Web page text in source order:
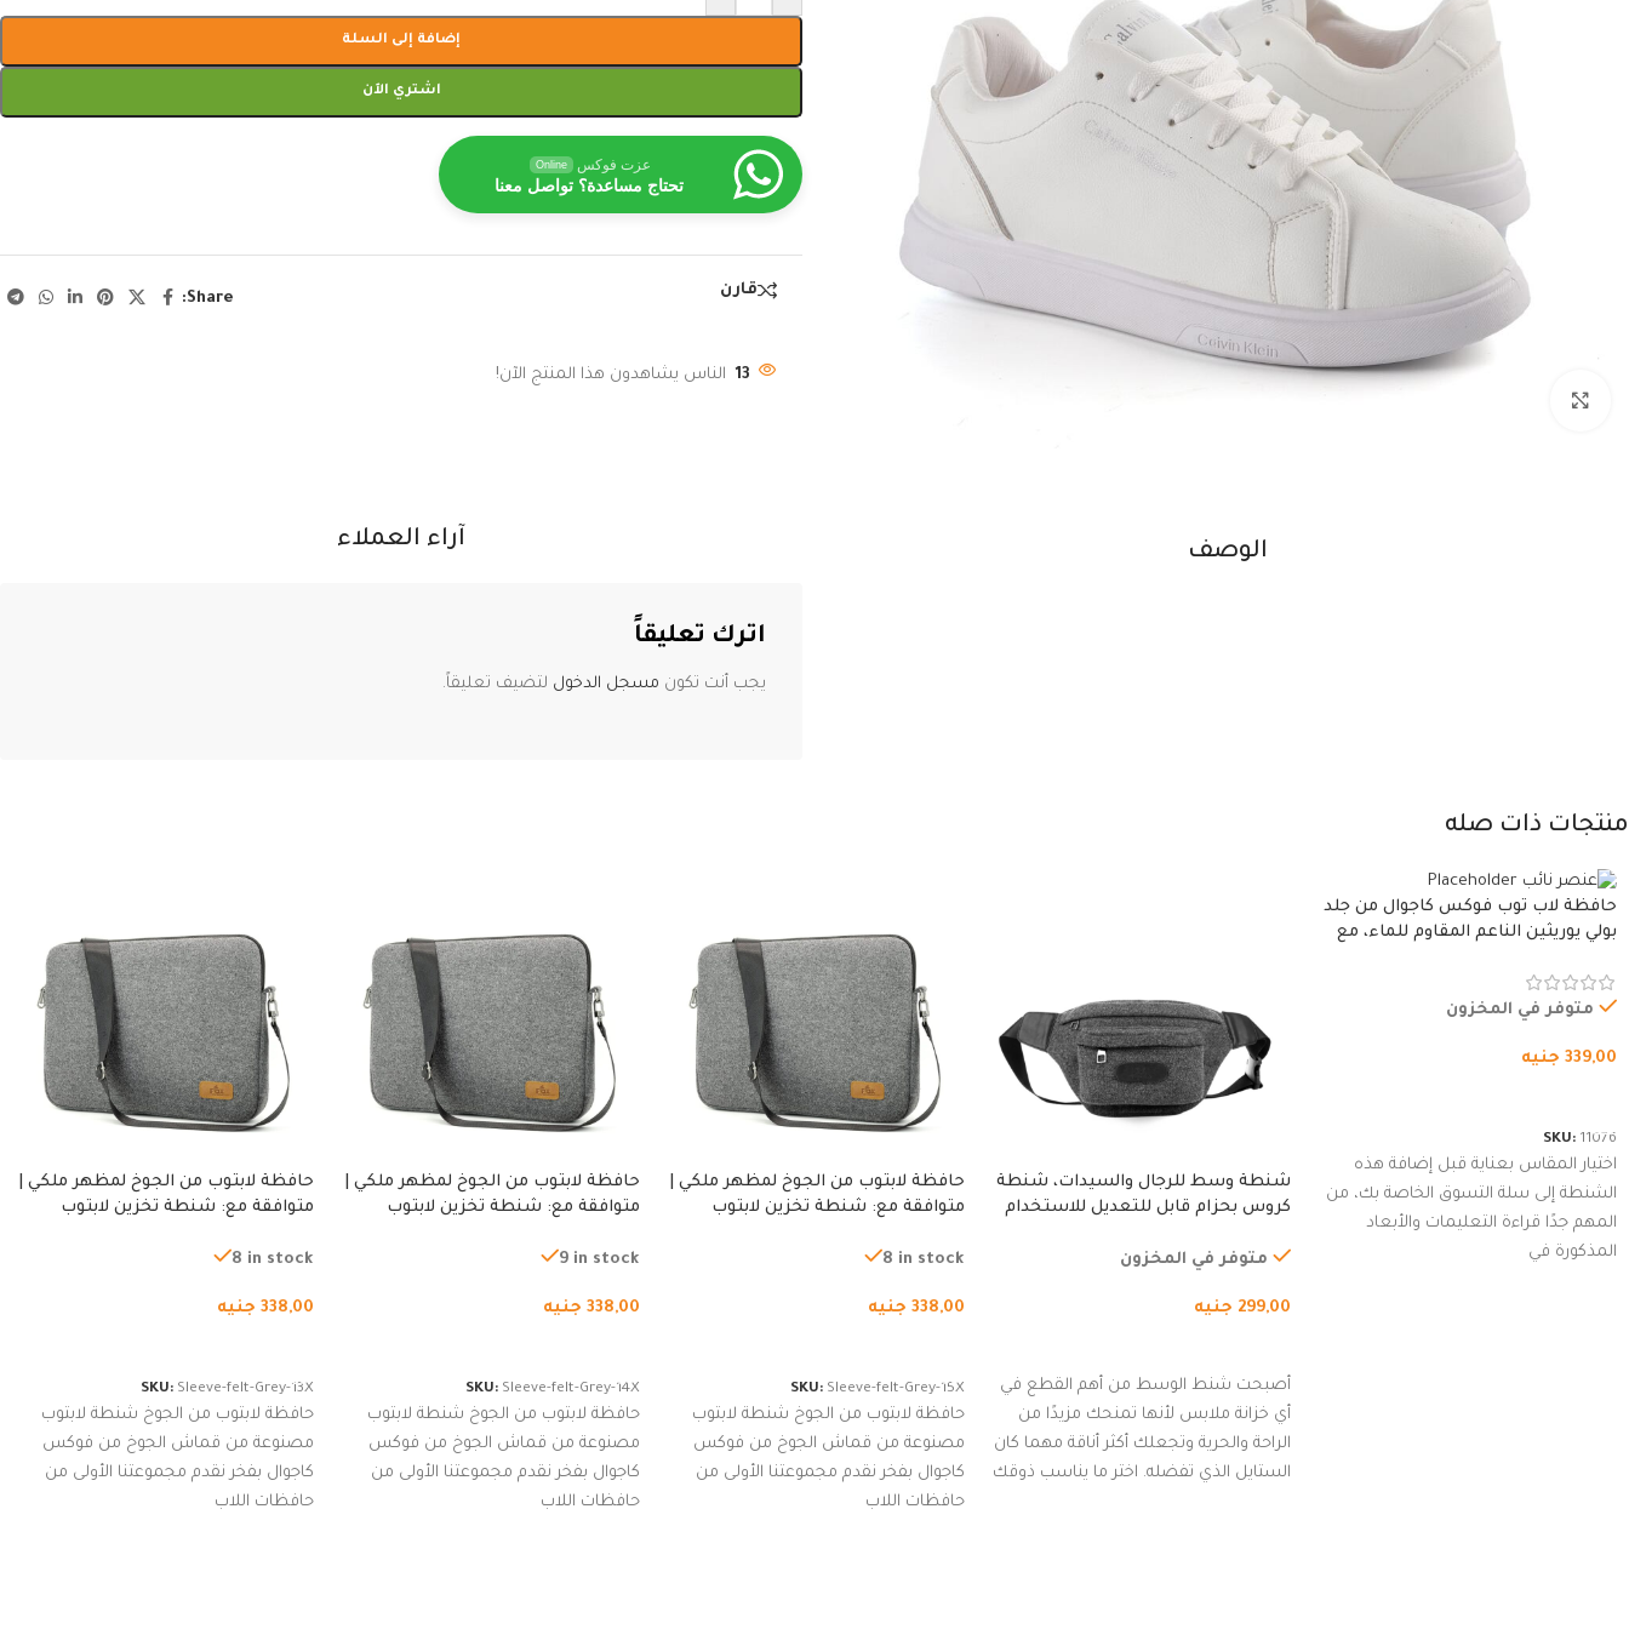
إضافة إلى السلة
اشتري الآن
عزت فوكس Online
تحتاج مساعدة؟ تواصل معنا
قارن Share:
13 الناس يشاهدون هذا المنتج الآن!
الوصف آراء العملاء
اترك تعليقاً
يجب أنت تكون مسجل الدخول لتضيف تعليقاً.
منتجات ذات صله
حافظة لاب توب فوكس كاجوال من جلد
بولي يوريثين الناعم المقاوم للماء، مع
متوفر في المخزون
339,00 جنيه
SKU: 11076
اختيار المقاس بعناية قبل إضافة هذه
الشنطة إلى سلة التسوق الخاصة بك، من
المهم جدًا قراءة التعليمات والأبعاد
المذكورة في
شنطة وسط للرجال والسيدات، شنطة
كروس بحزام قابل للتعديل للاستخدام
المشي لمسافات طويلة، وركوب
متوفر في المخزون
299,00 جنيه
أصبحت شنط الوسط من أهم القطع في
أي خزانة ملابس لأنها تمنحك مزيدًا من
الراحة والحرية وتجعلك أكثر أناقة مهما كان
الستايل الذي تفضله. اختر ما يناسب ذوقك
حافظة لابتوب من الجوخ لمظهر ملكي |
متوافقة مع: شنطة تخزين لابتوب
من الجوخ لجهاز نوت بوك والتابلت،
8 in stock
338,00 جنيه
SKU: Sleeve-felt-Grey-15X
حافظة لابتوب من الجوخ شنطة لابتوب
مصنوعة من قماش الجوخ من فوكس
كاجوال بفخر نقدم مجموعتنا الأولى من
حافظات اللاب
حافظة لابتوب من الجوخ لمظهر ملكي |
متوافقة مع: شنطة تخزين لابتوب
من الجوخ لجهاز نوت بوك والتابلت،
9 in stock
338,00 جنيه
SKU: Sleeve-felt-Grey-14X
حافظة لابتوب من الجوخ شنطة لابتوب
مصنوعة من قماش الجوخ من فوكس
كاجوال بفخر نقدم مجموعتنا الأولى من
حافظات اللاب
حافظة لابتوب من الجوخ لمظهر ملكي |
متوافقة مع: شنطة تخزين لابتوب
من الجوخ لجهاز نوت بوك والتابلت،
8 in stock
338,00 جنيه
SKU: Sleeve-felt-Grey-13X
حافظة لابتوب من الجوخ شنطة لابتوب
مصنوعة من قماش الجوخ من فوكس
كاجوال بفخر نقدم مجموعتنا الأولى من
حافظات اللاب